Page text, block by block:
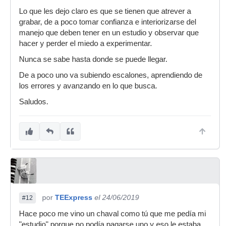
Lo que les dejo claro es que se tienen que atrever a
grabar, de a poco tomar confianza e interiorizarse del
manejo que deben tener en un estudio y observar que
hacer y perder el miedo a experimentar.
Nunca se sabe hasta donde se puede llegar.
De a poco uno va subiendo escalones, aprendiendo de
los errores y avanzando en lo que busca.
Saludos.
#12 por TEExpress el 24/06/2019
Hace poco me vino un chaval como tú que me pedía mi